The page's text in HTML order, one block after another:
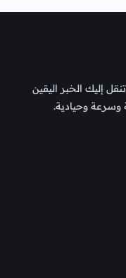
إليك الخبر اليقين
وسرعة وحيادية.